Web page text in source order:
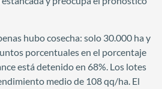
hubo cosecha: solo 30.000 ha y
porcentuales en el porcentaje
está detenido en 68%. Los lotes
medio de 108 qq/ha. El